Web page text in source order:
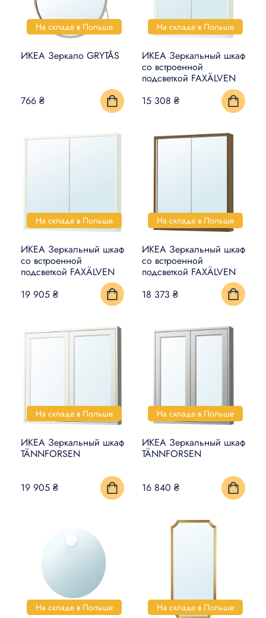
На складе в Польше
ИКЕА Зеркало GRYTÅS
766 ₴
На складе в Польше
ИКЕА Зеркальный шкаф
со встроенной
подсветкой FAXÄLVEN
15 308 ₴
На складе в Польше
ИКЕА Зеркальный шкаф
со встроенной
подсветкой FAXÄLVEN
19 905 ₴
На складе в Польше
ИКЕА Зеркальный шкаф
со встроенной
подсветкой FAXÄLVEN
18 373 ₴
На складе в Польше
ИКЕА Зеркальный шкаф
TÄNNFORSEN
19 905 ₴
На складе в Польше
ИКЕА Зеркальный шкаф
TÄNNFORSEN
16 840 ₴
На складе в Польше На складе в Польше